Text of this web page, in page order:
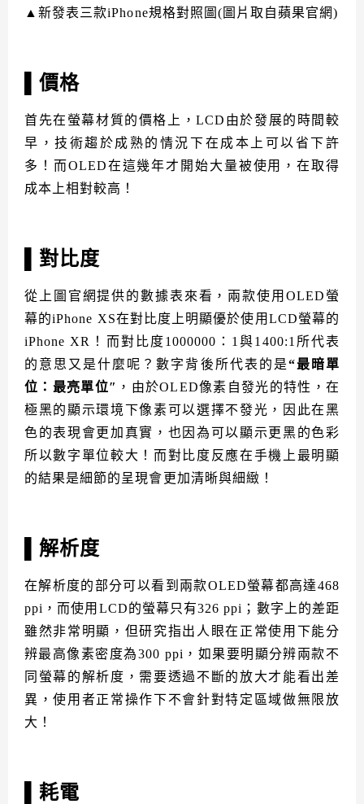
▲新發表三款iPhone規格對照圖(圖片取自蘋果官網)
▌價格
首先在螢幕材質的價格上，LCD由於發展的時間較
早，技術趨於成熟的情況下在成本上可以省下許
多！而OLED在這幾年才開始大量被使用，在取得
成本上相對較高！
▌對比度
從上圖官網提供的數據表來看，兩款使用OLED螢
幕的iPhone XS在對比度上明顯優於使用LCD螢幕的
iPhone XR！而對比度1000000：1與1400:1所代表
的意思又是什麼呢？數字背後所代表的是“最暗單
位：最亮單位″ ，由於OLED像素自發光的特性，在
極黑的顯示環境下像素可以選擇不發光，因此在黑
色的表現會更加真實，也因為可以顯示更黑的色彩
所以數字單位較大！而對比度反應在手機上最明顯
的結果是細節的呈現會更加清晰與細緻！
▌解析度
在解析度的部分可以看到兩款OLED螢幕都高達468
ppi，而使用LCD的螢幕只有326 ppi；數字上的差距
雖然非常明顯，但研究指出人眼在正常使用下能分
辨最高像素密度為300 ppi，如果要明顯分辨兩款不
同螢幕的解析度，需要透過不斷的放大才能看出差
異，使用者正常操作下不會針對特定區域做無限放
大！
▌耗電